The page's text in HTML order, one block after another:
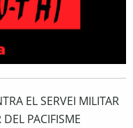
EL SERVEI MILITAR
PACIFISME